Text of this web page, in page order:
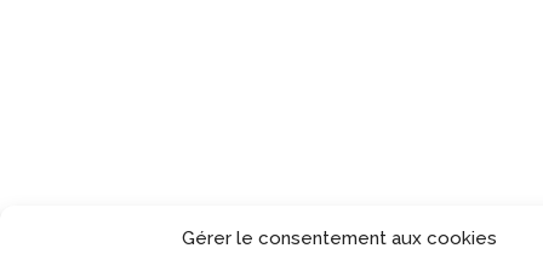
Gérer le consentement aux cookies